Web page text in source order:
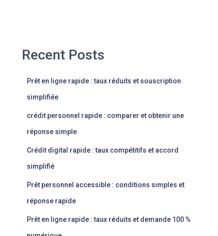
Recent Posts
Prêt en ligne rapide : taux réduits et souscription
simplifiée
crédit personnel rapide : comparer et obtenir une
réponse simple
Crédit digital rapide : taux compétitifs et accord
simplifié
Prêt personnel accessible : conditions simples et
réponse rapide
Prêt en ligne rapide : taux réduits et demande 100 %